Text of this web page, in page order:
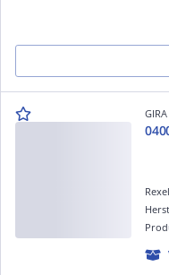
GIRA